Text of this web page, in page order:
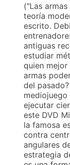
("Las
teoría
escrito.
antiguas
estudiar
quien mejor
armas
del
ejecutar
este DVD
la famosa
contra
angulares
estrategia